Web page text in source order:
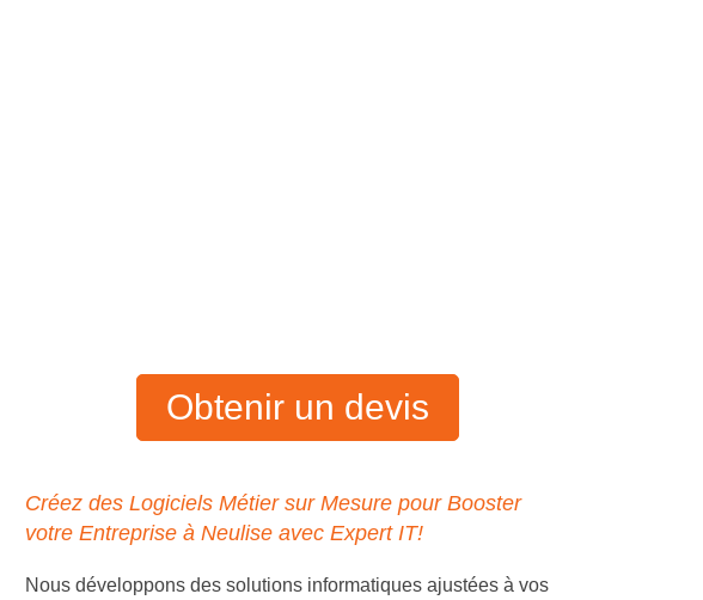
Obtenir un devis
Créez des Logiciels Métier sur Mesure pour Booster
votre Entreprise à Neulise avec Expert IT!
Nous développons des solutions informatiques ajustées à vos